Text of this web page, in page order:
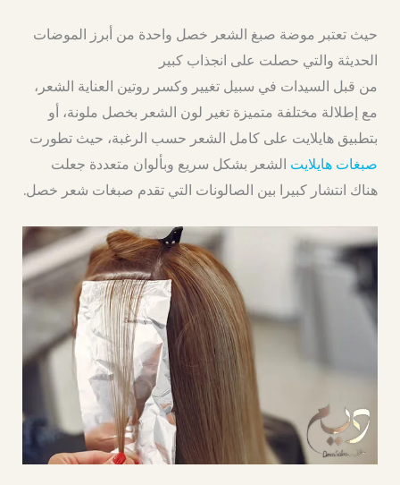
حيث تعتبر موضة صبغ الشعر خصل واحدة من أبرز الموضات
الحديثة والتي حصلت على انجذاب كبير
من قبل السيدات في سبيل تغيير وكسر روتين العناية الشعر،
مع إطلالة مختلفة متميزة تغير لون الشعر بخصل ملونة، أو
بتطبيق هايلايت على كامل الشعر حسب الرغبة، حيث تطورت
صبغات هايلايت الشعر بشكل سريع وبألوان متعددة جعلت
هناك انتشار كبيرا بين الصالونات التي تقدم صبغات شعر خصل.